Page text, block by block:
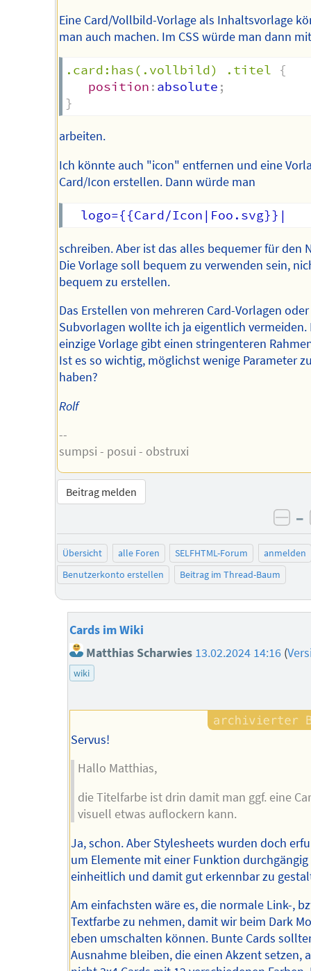
Eine Card/Vollbild-Vorlage als Inhaltsvorlage
man auch machen. Im CSS würde man dann mit
.card:has(.vollbild) .titel
{
position : absolute ;
}
arbeiten.
Ich könnte auch "icon" entfernen und eine
Card/Icon erstellen. Dann würde man
schreiben. Aber ist das alles bequemer für den
Die Vorlage soll bequem zu verwenden sein,
bequem zu erstellen.
Das Erstellen von mehreren Card-Vorlagen oder
Subvorlagen wollte ich ja eigentlich vermeiden.
einzige Vorlage gibt einen stringenteren
Ist es so wichtig, möglichst wenige Parameter
haben?
Rolf
--
sumpsi - posui - obstruxi
Beitrag melden
–
Übersicht alle Foren SELFHTML-Forum
anmelden
Benutzerkonto erstellen
Beitrag im Thread-Baum
Cards im Wiki
Matthias Scharwies 13.02.2024 14:16 (
wiki
Servus!
Hallo Matthias,
die Titelfarbe ist drin damit man ggf. eine
visuell etwas auflockern kann.
Ja, schon. Aber Stylesheets wurden doch
um Elemente mit einer Funktion durchgängig
einheitlich und damit gut erkennbar zu
Am einfachsten wäre es, die normale Link-,
Textfarbe zu nehmen, damit wir beim Dark
eben umschalten können. Bunte Cards
Ausnahme bleiben, die einen Akzent setzen,